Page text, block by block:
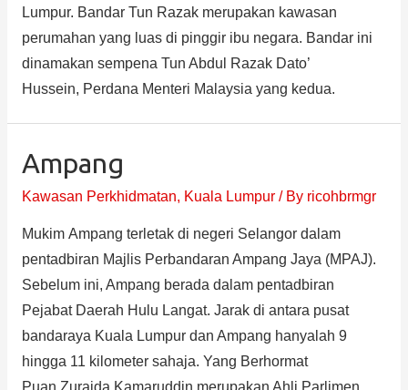
Lumpur. Bandar Tun Razak merupakan kawasan
perumahan yang luas di pinggir ibu negara. Bandar ini
dinamakan sempena Tun Abdul Razak Dato’
Hussein, Perdana Menteri Malaysia yang kedua.
Ampang
Kawasan Perkhidmatan, Kuala Lumpur/ By ricohbrmgr
Mukim Ampang terletak di negeri Selangor dalam
pentadbiran Majlis Perbandaran Ampang Jaya (MPAJ).
Sebelum ini, Ampang berada dalam pentadbiran
Pejabat Daerah Hulu Langat. Jarak di antara pusat
bandaraya Kuala Lumpur dan Ampang hanyalah 9
hingga 11 kilometer sahaja. Yang Berhormat
Puan Zuraida Kamaruddin merupakan Ahli Parlimen